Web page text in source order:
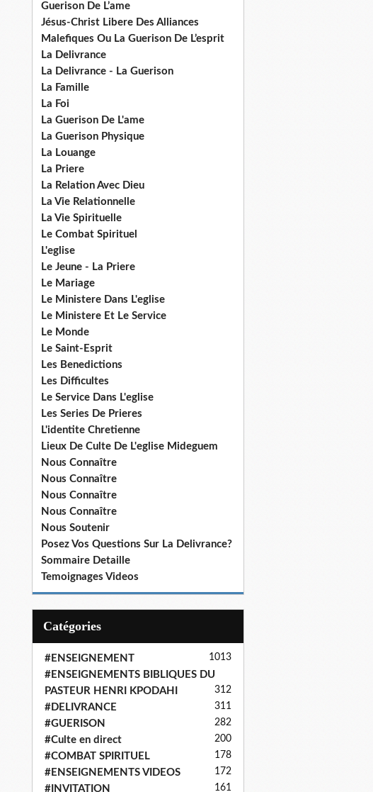
Guerison De L’ame
Jésus-Christ Libere Des Alliances
Malefiques Ou La Guerison De L’esprit
La Delivrance
La Delivrance - La Guerison
La Famille
La Foi
La Guerison De L'ame
La Guerison Physique
La Louange
La Priere
La Relation Avec Dieu
La Vie Relationnelle
La Vie Spirituelle
Le Combat Spirituel
L'eglise
Le Jeune - La Priere
Le Mariage
Le Ministere Dans L'eglise
Le Ministere Et Le Service
Le Monde
Le Saint-Esprit
Les Benedictions
Les Difficultes
Le Service Dans L'eglise
Les Series De Prieres
L'identite Chretienne
Lieux De Culte De L'eglise Mideguem
Nous Connaître
Nous Connaître
Nous Connaître
Nous Connaître
Nous Soutenir
Posez Vos Questions Sur La Delivrance?
Sommaire Detaille
Temoignages Videos
Catégories
#ENSEIGNEMENT 1013
#ENSEIGNEMENTS BIBLIQUES DU
PASTEUR HENRI KPODAHI
312
#DELIVRANCE 311
#GUERISON 282
#Culte en direct 200
#COMBAT SPIRITUEL 178
#ENSEIGNEMENTS VIDEOS 172
#INVITATION 161